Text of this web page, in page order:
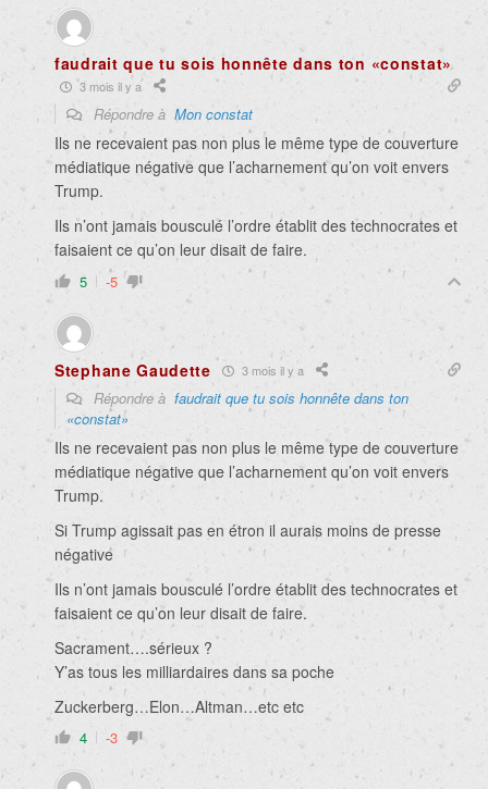
faudrait que tu sois honnête dans ton «constat»
3 mois il y a
Répondre à Mon constat
Ils ne recevaient pas non plus le même type de couverture
médiatique négative que l’acharnement qu’on voit envers
Trump.
Ils n’ont jamais bousculé l’ordre établit des technocrates et
faisaient ce qu’on leur disait de faire.
5 -5
Stephane Gaudette 3 mois il y a
Répondre à faudrait que tu sois honnête dans ton
«constat»
Ils ne recevaient pas non plus le même type de couverture
médiatique négative que l’acharnement qu’on voit envers
Trump.
Si Trump agissait pas en étron il aurais moins de presse
négative
Ils n’ont jamais bousculé l’ordre établit des technocrates et
faisaient ce qu’on leur disait de faire.
Sacrament….sérieux ?
Y’as tous les milliardaires dans sa poche
Zuckerberg…Elon…Altman…etc etc
4 -3